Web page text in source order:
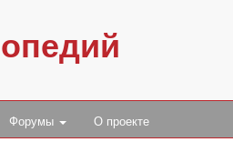
Форумы О проекте